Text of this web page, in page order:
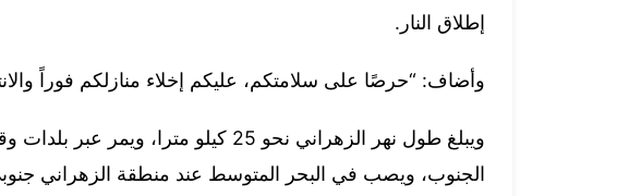
إطلاق النار.
وأضاف: “حرصًا على سلامتكم، عليكم إخلاء منازلكم فوراً
ويبلغ طول نهر الزهراني نحو 25 كيلو
الجنوب، ويصب في البحر المتوسط عند منطقة الزهراني